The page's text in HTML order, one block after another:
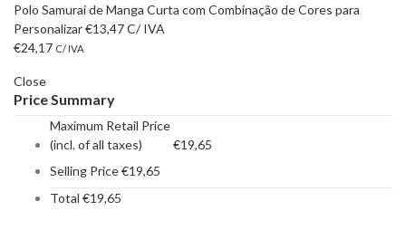
Polo Samurai de Manga Curta com Combinação de Cores para
Personalizar€13,47C/ IVA
€24,17 C/ IVA
Close
Price Summary
Maximum Retail Price
(incl. of all taxes)
€19,65
Selling Price€19,65
Total €19,65